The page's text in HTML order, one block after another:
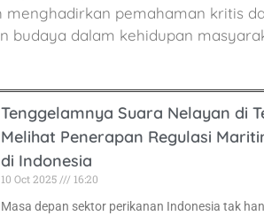
menghadirkan pemahaman kritis
budaya dalam kehidupan
Tenggelamnya Suara Nelayan di
Melihat Penerapan Regulasi
di Indonesia
10 Oct 2025
16:20
Masa depan sektor perikanan Indonesia tak